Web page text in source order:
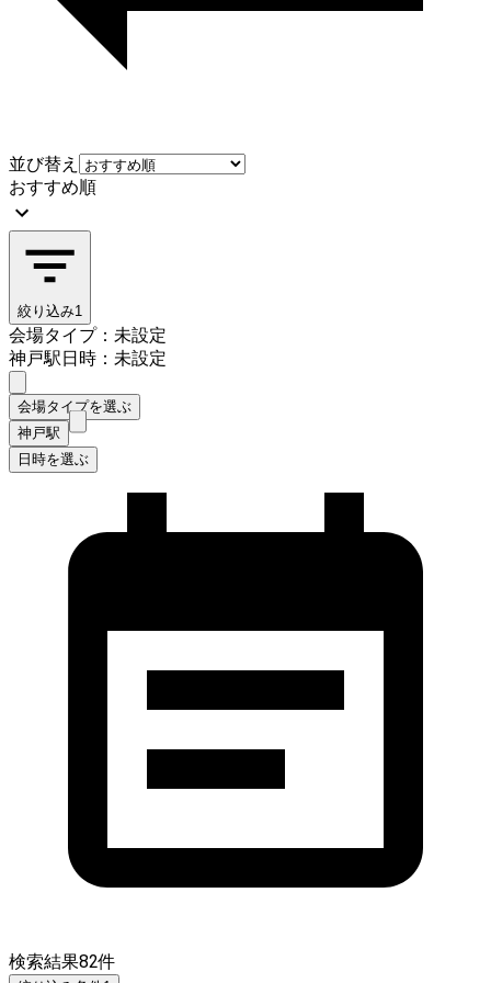
並び替え
おすすめ順
絞り込み1
会場タイプ：未設定
神戸駅日時：未設定
会場タイプを選ぶ
神戸駅
日時を選ぶ
検索結果82件